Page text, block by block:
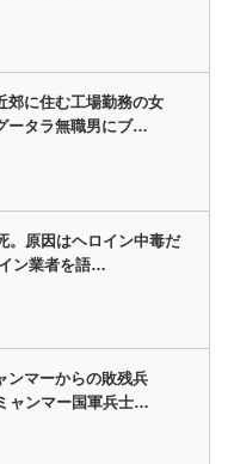
郊に住む工場勤務の女
ータラ無職男にブ…
。原因はヘロイン中毒だ
ン業者を語…
ンマーからの敗残兵
ャンマー国軍兵士…